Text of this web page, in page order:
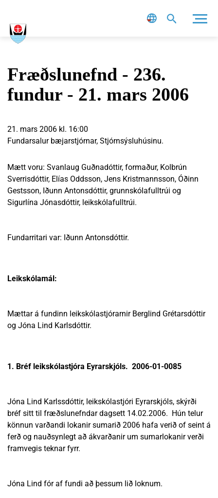
Fræðslunefnd - 236.
fundur - 21. mars 2006
21. mars 2006 kl. 16:00
Fundarsalur bæjarstjórnar, Stjórnsýsluhúsinu.
Mætt voru: Svanlaug Guðnadóttir, formaður, Kolbrún
Sverrisdóttir, Elías Oddsson, Jens Kristmannsson, Óðinn
Gestsson, Iðunn Antonsdóttir, grunnskólafulltrúi og
Sigurlína Jónasdóttir, leikskólafulltrúi.
Fundarritari var: Iðunn Antonsdóttir.
Leikskólamál:
Mættar á fundinn leikskólastjórarnir Berglind Grétarsdóttir
og Jóna Lind Karlsdóttir.
1. Bréf leikskólastjóra Eyrarskjóls. 2006-01-0085
Jóna Lind Karlssdóttir, leikskólastjóri Eyrarskjóls, skýrði
bréf sitt til fræðslunefndar dagsett 14.02.2006. Hún telur
könnun varðandi lokanir sumarið 2006 hafa verið of seint á
ferð og nauðsynlegt að ákvarðanir um sumarlokanir verði
framvegis teknar fyrr.
Jóna Lind fór af fundi að þessum lið loknum.